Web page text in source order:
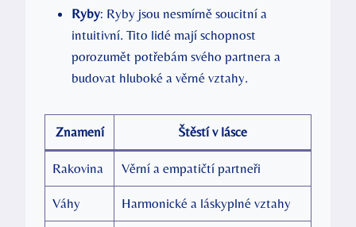
Ryby: Ryby jsou nesmírně soucitní a
⁣intuitivní.⁢ Tito ⁤lidé mají schopnost
porozumět potřebám ‌svého partnera a
budovat hluboké a věrné⁣ vztahy.
Znamení Štěstí ‌v lásce
Rakovina Věrní a empatičtí partneři
Váhy Harmonické ​a ‌láskyplné vztahy